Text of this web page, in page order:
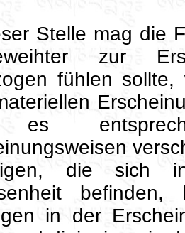
Stelle mag die
zur
fühlen
die sich
in der